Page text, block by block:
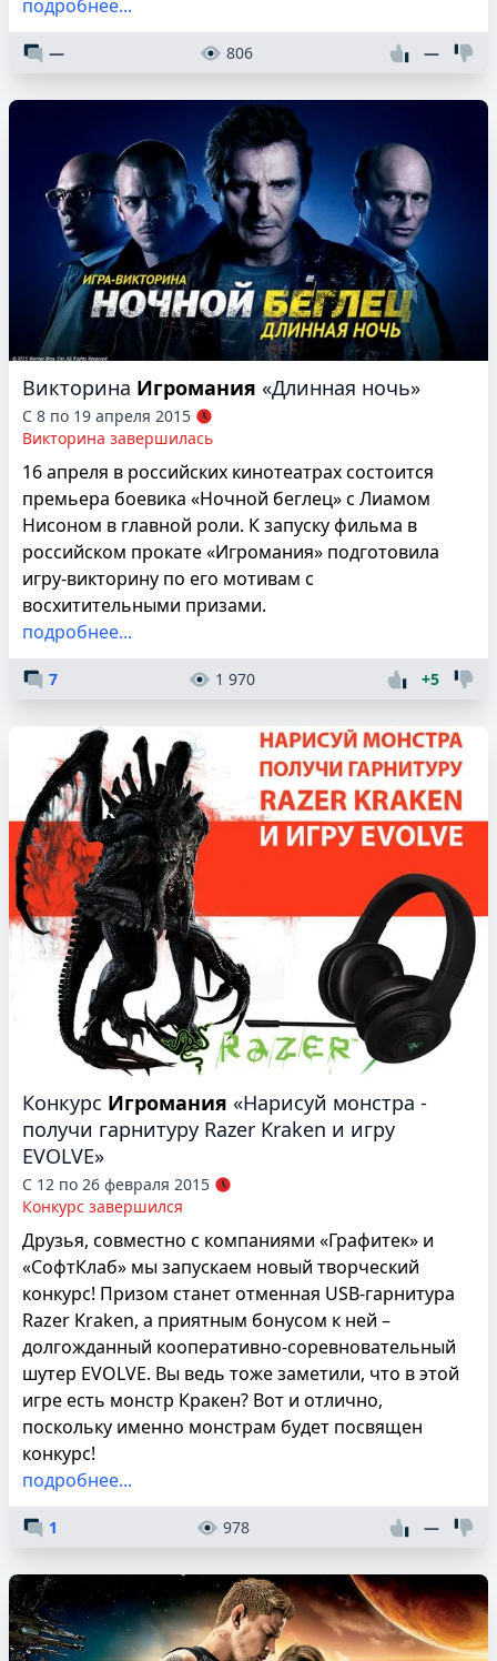
подробнее...
— 806 —
Викторина Игромания «Длинная ночь»
С 8 по 19 апреля 2015
Викторина завершилась
16 апреля в российских кинотеатрах состоится
премьера боевика «Ночной беглец» с Лиамом
Нисоном в главной роли. К запуску фильма в
российском прокате «Игромания» подготовила
игру-викторину по его мотивам с
восхитительными призами.
подробнее...
7 1 970 +5
Конкурс Игромания «Нарисуй монстра -
получи гарнитуру Razer Kraken и игру
EVOLVE»
С 12 по 26 февраля 2015
Конкурс завершился
Друзья, совместно с компаниями «Графитек» и
«СофтКлаб» мы запускаем новый творческий
конкурс! Призом станет отменная USB-гарнитура
Razer Kraken, а приятным бонусом к ней –
долгожданный кооперативно-соревновательный
шутер EVOLVE. Вы ведь тоже заметили, что в этой
игре есть монстр Кракен? Вот и отлично,
поскольку именно монстрам будет посвящен
конкурс!
подробнее...
1 978 —